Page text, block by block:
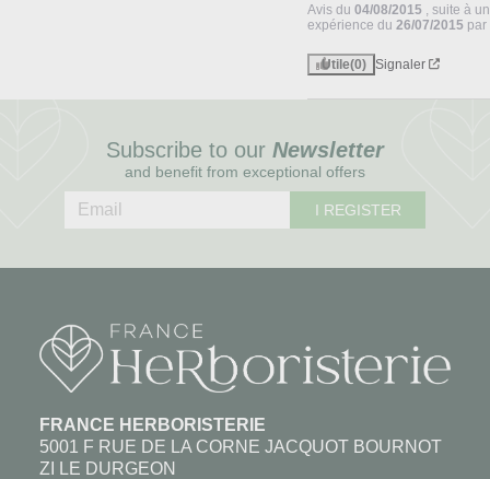
Avis du04/08/2015
, suite à
expérience du26/07/2015 par
Utile(0) Signaler
Subscribe to our Newsletter
and benefit from exceptional offers
I REGISTER
FRANCE HERBORISTERIE
5001 F RUE DE LA CORNE JACQUOT BOURNOT
ZI LE DURGEON